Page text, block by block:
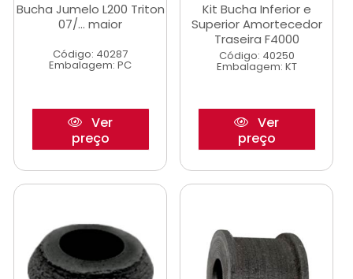
Bucha Jumelo L200 Triton
07/... maior
Código: 40287
Embalagem: PC
Ver
preço
Kit Bucha Inferior e
Superior Amortecedor
Traseira F4000
Código: 40250
Embalagem: KT
Ver
preço